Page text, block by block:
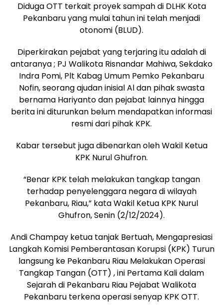
Diduga OTT terkait proyek sampah di DLHK Kota
Pekanbaru yang mulai tahun ini telah menjadi
otonomi (BLUD).
Diperkirakan pejabat yang terjaring itu adalah di
antaranya ; PJ Walikota Risnandar Mahiwa, Sekdako
Indra Pomi, Plt Kabag Umum Pemko Pekanbaru
Nofin, seorang ajudan inisial Al dan pihak swasta
bernama Hariyanto dan pejabat lainnya hingga
berita ini diturunkan belum mendapatkan informasi
resmi dari pihak KPK.
Kabar tersebut juga dibenarkan oleh Wakil Ketua
KPK Nurul Ghufron.
“Benar KPK telah melakukan tangkap tangan
terhadap penyelenggara negara di wilayah
Pekanbaru, Riau,” kata Wakil Ketua KPK Nurul
Ghufron, Senin (2/12/2024).
Andi Champay ketua tanjak Bertuah, Mengapresiasi
Langkah Komisi Pemberantasan Korupsi (KPK) Turun
langsung ke Pekanbaru Riau Melakukan Operasi
Tangkap Tangan (OTT) , ini Pertama Kali dalam
Sejarah di Pekanbaru Riau Pejabat Walikota
Pekanbaru terkena operasi senyap KPK OTT.